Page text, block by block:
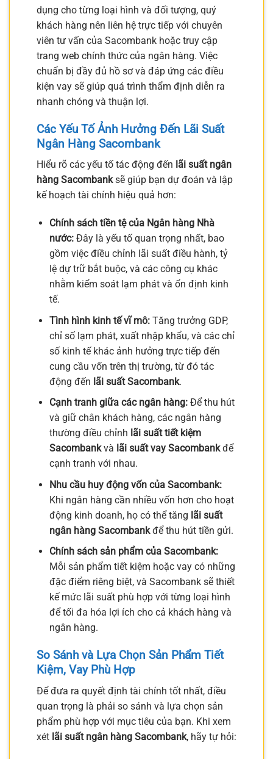
dụng cho từng loại hình và đối tượng, quý
khách hàng nên liên hệ trực tiếp với chuyên
viên tư vấn của Sacombank hoặc truy cập
trang web chính thức của ngân hàng. Việc
chuẩn bị đầy đủ hồ sơ và đáp ứng các điều
kiện vay sẽ giúp quá trình thẩm định diễn ra
nhanh chóng và thuận lợi.
Các Yếu Tố Ảnh Hưởng Đến Lãi Suất
Ngân Hàng Sacombank
Hiểu rõ các yếu tố tác động đến lãi suất ngân
hàng Sacombanksẽ giúp bạn dự đoán và lập
kế hoạch tài chính hiệu quả hơn:
Chính sách tiền tệ của Ngân hàng Nhà
nước:Đây là yếu tố quan trọng nhất, bao
gồm việc điều chỉnh lãi suất điều hành, tỷ
lệ dự trữ bắt buộc, và các công cụ khác
nhằm kiểm soát lạm phát và ổn định kinh
tế.
Tình hình kinh tế vĩ mô:Tăng trưởng GDP,
chỉ số lạm phát, xuất nhập khẩu, và các chỉ
số kinh tế khác ảnh hưởng trực tiếp đến
cung cầu vốn trên thị trường, từ đó tác
động đến lãi suất Sacombank.
Cạnh tranh giữa các ngân hàng:Để thu hút
và giữ chân khách hàng, các ngân hàng
thường điều chỉnh lãi suất tiết kiệm
Sacombankvà lãi suất vay Sacombankđể
cạnh tranh với nhau.
Nhu cầu huy động vốn của Sacombank:
Khi ngân hàng cần nhiều vốn hơn cho hoạt
động kinh doanh, họ có thể tăng lãi suất
ngân hàng Sacombankđể thu hút tiền gửi.
Chính sách sản phẩm của Sacombank:
Mỗi sản phẩm tiết kiệm hoặc vay có những
đặc điểm riêng biệt, và Sacombank sẽ thiết
kế mức lãi suất phù hợp với từng loại hình
để tối đa hóa lợi ích cho cả khách hàng và
ngân hàng.
So Sánh và Lựa Chọn Sản Phẩm Tiết
Kiệm, Vay Phù Hợp
Để đưa ra quyết định tài chính tốt nhất, điều
quan trọng là phải so sánh và lựa chọn sản
phẩm phù hợp với mục tiêu của bạn. Khi xem
xét lãi suất ngân hàng Sacombank, hãy tự hỏi: